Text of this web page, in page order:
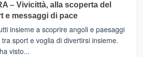
– Vivicittà, alla scoperta del
e messaggi di pace
insieme a scoprire angoli e paesaggi
sport e voglia di divertirsi insieme.
visto...